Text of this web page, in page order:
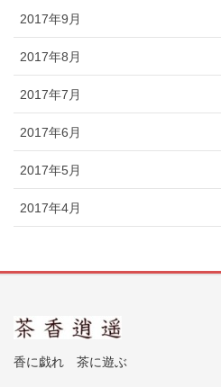
2017年9月
2017年8月
2017年7月
2017年6月
2017年5月
2017年4月
香に戯れ 茶に遊ぶ